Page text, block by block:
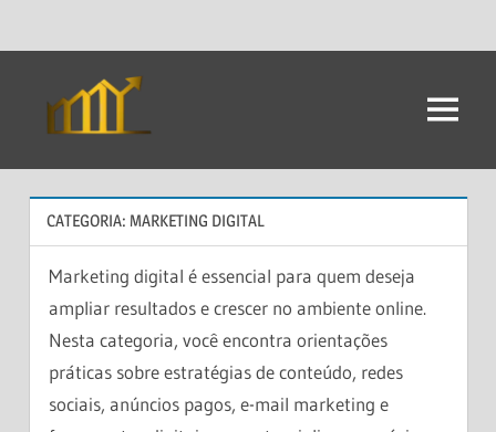
Dicas
Para
Investimento
Menu
CATEGORIA: MARKETING DIGITAL
Marketing digital é essencial para quem deseja
ampliar resultados e crescer no ambiente online.
Nesta categoria, você encontra orientações
práticas sobre estratégias de conteúdo, redes
sociais, anúncios pagos, e-mail marketing e